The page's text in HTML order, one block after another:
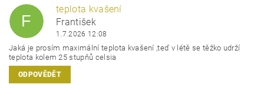
F
teplota kvašení
František
1.7.2026 12:08
Jaká je prosím maximální teplota kvašení ,teď v létě se těžko udrží
teplota kolem 25 stupňů celsia
ODPOVĚDĚT